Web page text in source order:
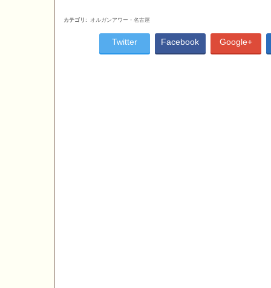
カテゴリ : オルガンアワー・名古屋
Twitter Facebook Google+